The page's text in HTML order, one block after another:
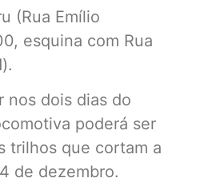
(Rua Emílio
esquina com Rua
nos dois dias do
poderá ser
trilhos que cortam a
de dezembro.